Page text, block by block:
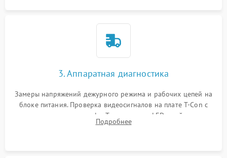
3. Аппаратная диагностика
Замеры напряжений дежурного режима и рабочих цепей на
блоке питания. Проверка видеосигналов на плате T-Con с
помощью осциллографа. Тестирование LED-драйвера и
светодиодных планок подсветки мультиметром.
Подробнее